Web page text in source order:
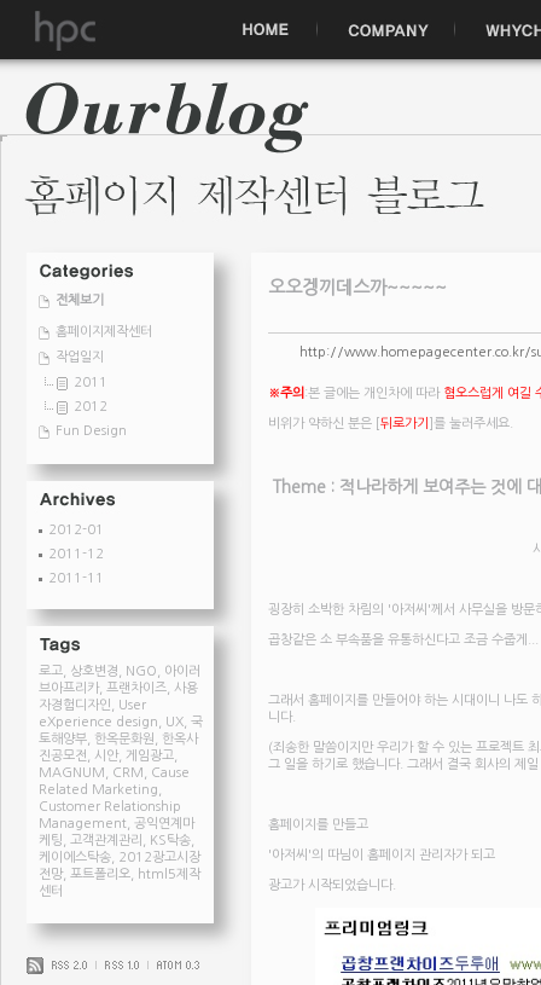
전체보기
홈페이지제작센터
작업일지
2011
2012
Fun Design
2012-01
2011-12
2011-11
로고 상호변경 NGO
아이러
브아프리카, 프랜차이즈 사용
자경험디자인
User
eXperience design
UX 국
토해양부
한옥문화원
한옥사
진공모전
시안, 게임광고
MAGNUM
CRM
Cause
Related Marketing
Customer Relationship
Management
공익연계마
케팅
고객관계관리 KS탁송
케이에스탁송
2012광고시장
전망, 포트폴리오
html5제작
센터
오오겡끼데스까~~~~~
http://www.homepagecenter.co.kr/
※주의 :본 글에는 개인차에 따라 혐오스럽게 여길
비위가 약하신 분은 [ 뒤로가기 ]를 눌러주세요.
Theme : 적나라하게 보여주는 것에
굉장히 소박한 차림의 '아저씨'께서 사무실을 방문
곱창같은 소 부속품을 유통하신다고 조금 수줍게
그래서 홈페이지를 만들어야 하는 시대이니 나도
니다.
(죄송한 말씀이지만 우리가 할 수 있는 프로젝트
그 일을 하기로 했습니다. 그래서 결국 회사의 제
홈페이지를 만들고
'아저씨'의 따님이 홈페이지 관리자가 되고
광고가 시작되었습니다.